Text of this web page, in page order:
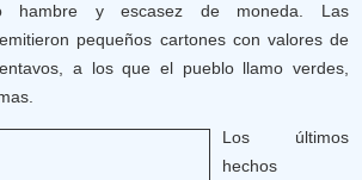
hambre y escasez de moneda. Las
pequeños cartones con valores de
a los que el pueblo llamo verdes,
Los últimos
hechos